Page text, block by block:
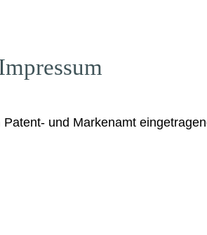
und Markenamt